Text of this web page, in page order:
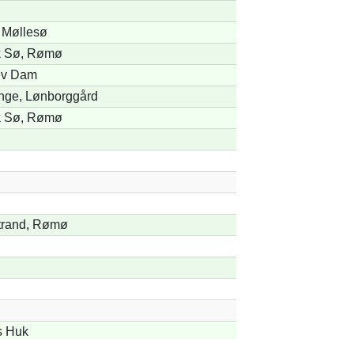
Sø, Rømø
Dam
Lønborggård
Sø, Rømø
Rømø
Huk